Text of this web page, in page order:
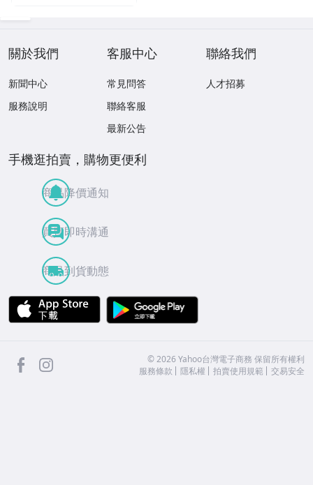
關於我們
新聞中心
服務說明
客服中心
常見問答
聯絡客服
最新公告
聯絡我們
人才招募
手機逛拍賣，購物更便利
商品降價通知
買賣即時溝通
商品到貨動態
APP Store
facebook ©2026 Yahoo台灣電子商務 保留所有權利
服務條款
隱私權 拍賣使用規範 交易安全